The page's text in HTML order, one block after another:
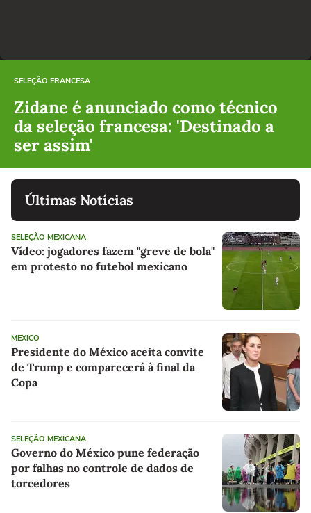
SELEÇÃO FRANCESA
Zidane é anunciado como técnico
da seleção francesa: 'Destinado a
ser assim'
Últimas Notícias
SELEÇÃO MEXICANA
Vídeo: jogadores fazem "greve de bola"
em protesto no futebol mexicano
MEXICO
Presidente do México aceita convite
de Trump e comparecerá à final da
Copa
SELEÇÃO MEXICANA
Governo do México pune federação
por falhas no controle de dados de
torcedores